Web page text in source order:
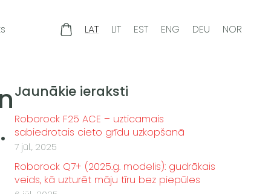
LAT LIT EST ENG DEU NOR
Jaunākie ieraksti
Roborock F25 ACE – uzticamais
sabiedrotais cieto grīdu uzkopšanā
7 jūl., 2025
Roborock Q7+ (2025.g. modelis): gudrākais
veids, kā uzturēt māju tīru bez piepūles